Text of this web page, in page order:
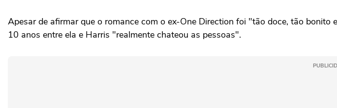
Apesar de afirmar que o romance com o ex-One Direction foi "tão doce, tão
10 anos entre ela e Harris "realmente chateou as pessoas".